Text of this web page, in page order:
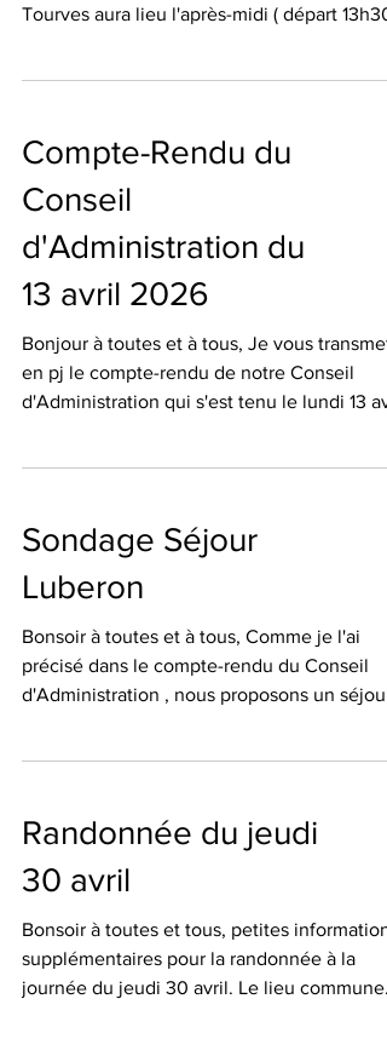
Tourves aura lieu l'après-midi ( départ 13h30
Compte-Rendu du
Conseil
d'Administration du
13 avril 2026
Bonjour à toutes et à tous, Je vous
en pj le compte-rendu de notre Conseil
d'Administration qui s'est tenu le lundi 13
Sondage Séjour
Luberon
Bonsoir à toutes et à tous, Comme je l'ai
précisé dans le compte-rendu du Conseil
d'Administration , nous proposons un séjour
). Le site d'hébergement se situe à APT " Le
Castel Luberon" Je vous envoie en pj un
pour vous donner une idée.. Concernant le
détail du programme, il sera arrêté en
d
Randonnée du jeudi
30 avril
Bonsoir à toutes et tous, petites
supplémentaires pour la randonnée à la
journée du jeudi 30 avril. Le lieu commune